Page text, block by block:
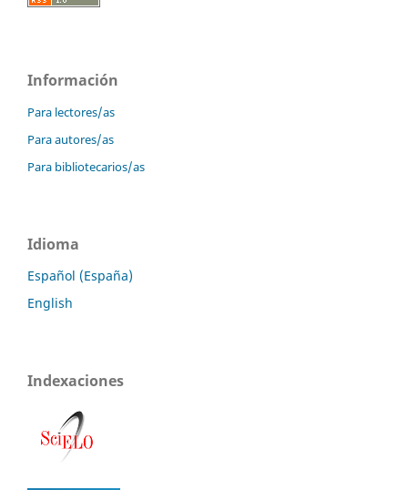
Información
Para lectores/as
Para autores/as
Para bibliotecarios/as
Idioma
Español (España)
English
Indexaciones